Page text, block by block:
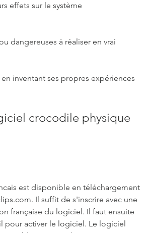
effets sur le système
dangereuses à réaliser en vrai
inventant ses propres expériences
crocodile physique
est disponible en téléchargement
Il suffit de s'inscrire avec une
française du logiciel. Il faut ensuite
pour activer le logiciel. Le logiciel